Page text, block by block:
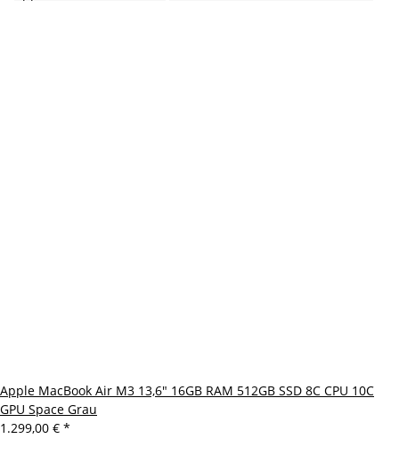
Apple MacBook Air M3 13,6" 16GB RAM 512GB SSD 8C CPU 10C
GPU Space Grau
1.299,00 € *